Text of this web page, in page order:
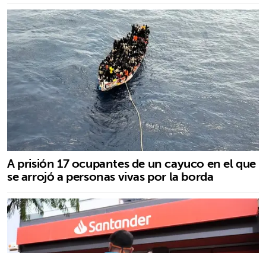
A prisión 17 ocupantes de un cayuco en el que
se arrojó a personas vivas por la borda